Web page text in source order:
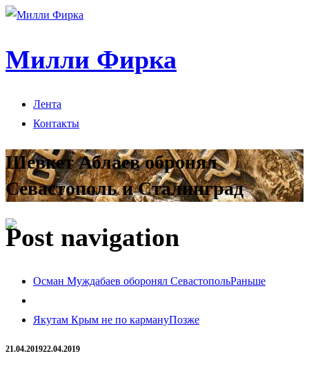
Милли Фирка
Лента
Контакты
Шевкет Аблаев обронял
Севастополь и Сталинград
Post navigation
Осман Муждабаев оборонял СевастопольРаньше
Якутам Крым не по кармануПозже
21.04.201922.04.2019